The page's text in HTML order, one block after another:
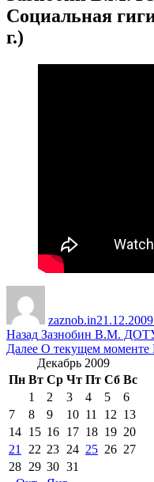
Социальная
г.)
zaznob.in21.12.2009
Навигация
по
записям
Назад Предыдущая
запись:
Зазнобин В.М. ДОТУ
Далее Следующая
запись:
О текущем моменте
Декабрь 2009
Пн Вт Ср Чт Пт Сб Вс
1
2 3 4 5
6
7
8 9 10 11 12 13
14 15 16 17 18 19 20
21
22 23 24 25 26 27
28 29 30 31